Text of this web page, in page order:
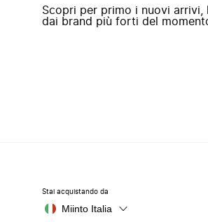
Scopri per primo i nuovi
dai brand più forti del
Stai acquistando da
Miinto Italia